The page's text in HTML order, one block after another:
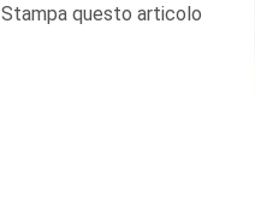
Stampa questo articolo